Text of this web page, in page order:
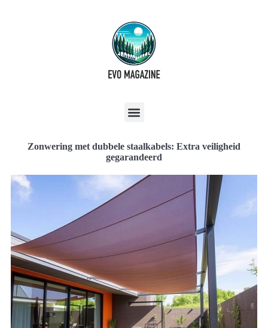
Zonwering met dubbele staalkabels: Extra veiligheid
gegarandeerd